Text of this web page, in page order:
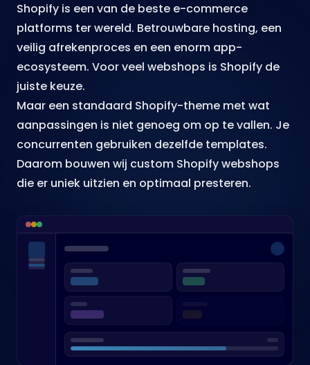
Shopify is een van de beste e-commerce
platforms ter wereld. Betrouwbare hosting, een
veilig afrekenproces en een enorm app-
ecosysteem. Voor veel webshops is Shopify de
juiste keuze.
Maar een standaard Shopify-theme met wat
aanpassingen is niet genoeg om op te vallen. Je
concurrenten gebruiken dezelfde templates.
Daarom bouwen wij custom Shopify webshops
die er uniek uitzien en optimaal presteren.